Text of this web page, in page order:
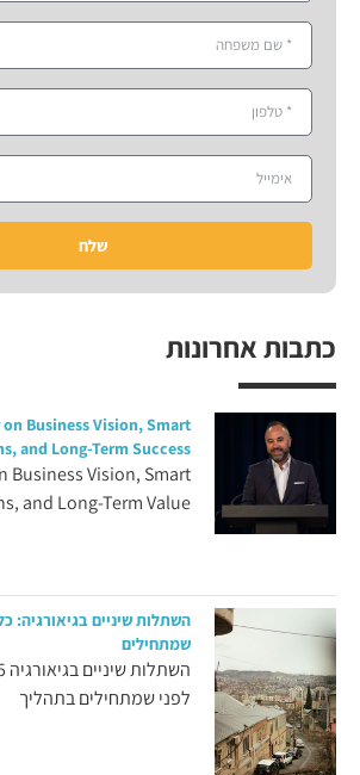
כתבות אחרונות
on Business Vision, Smart
and Long-Term Success
Business Vision, Smart
and Long-Term Value
השתלות שיניים בגיאורגיה:
שמתחילים
לפני שמתחילים בתהליך
שלח